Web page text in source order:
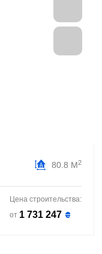
80.8 М2
Цена строительства:
от 1 731 247 ₴